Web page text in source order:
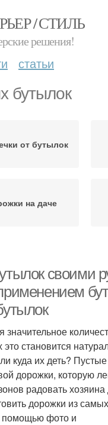
/ СТИЛЬ
решения!
статьи
бутылок
от бутылок
на даче
из старых
из стеклянных
бутылок
своими
становится
куда их деть?
дорожки, которую
радовать
дорожки из
помощью фото и